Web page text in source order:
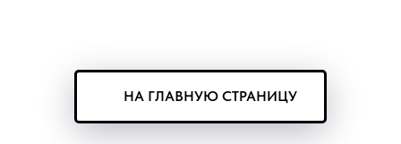
НА ГЛАВНУЮ СТРАНИЦУ